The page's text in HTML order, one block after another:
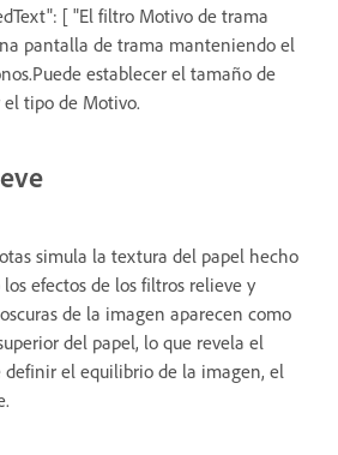
[ "El filtro Motivo de trama
pantalla de trama manteniendo el
establecer el tamaño de
tipo de Motivo.
simula la textura del papel hecho
efectos de los filtros relieve y
de la imagen aparecen como
del papel, lo que revela el
definir el equilibrio de la imagen, el